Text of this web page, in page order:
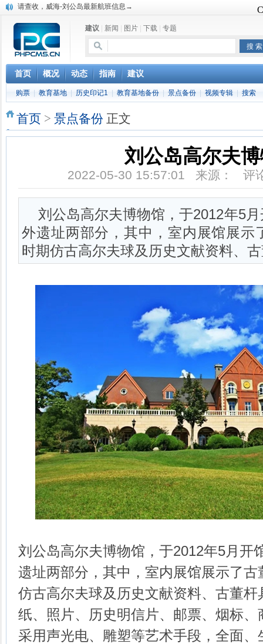
建议 新闻 图片 下载 专题
首页 概况 动态 指南 建议
购票 教育基地 历史印记1 教育基地备份 景点备份 视频专辑 搜索
首页 > 景点备份 正文
刘公岛高尔夫
2022-05-30 15:57:01 来源： 评
刘公岛高尔夫博物馆，于2012年5
外遗址两部分，其中，室内展馆展示
时期仿古高尔夫球及历史文献资料、
刘公岛高尔夫博物馆，于2012年5月开
遗址两部分，其中，室内展馆展示了
仿古高尔夫球及历史文献资料、古董
纸、照片、历史明信片、邮票、烟标
采用声光电、雕塑等艺术手段，全面